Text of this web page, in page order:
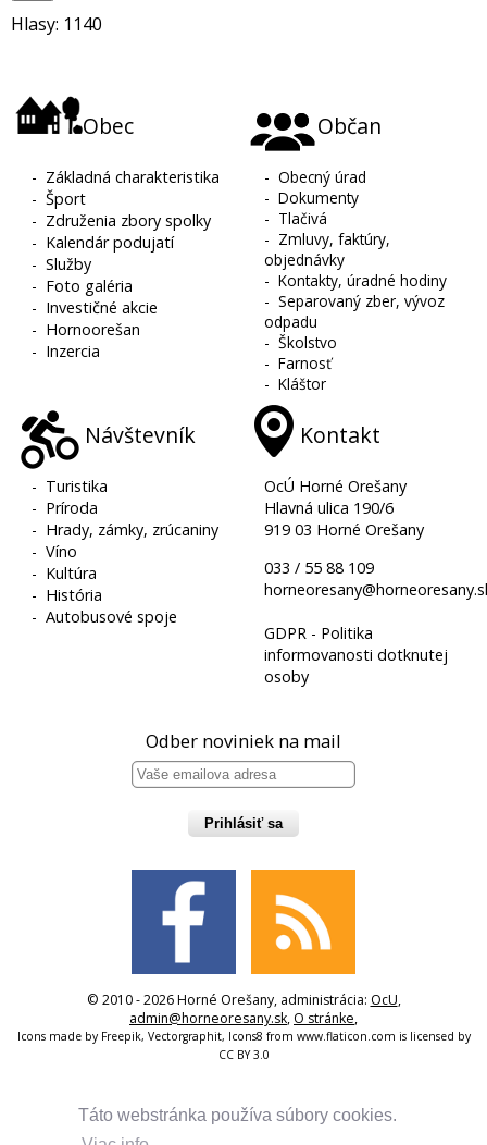
Táto webstránka používa súbory cookies.
Hlasy: 1140
Obec
- Základná charakteristika
-Šport
- Združenia zbory spolky
- Kalendár podujatí
-Služby
- Foto galéria
- Investičné akcie
- Hornoorešan
- Inzercia
Občan
-Obecný úrad
-Dokumenty
- Tlačivá
- Zmluvy, faktúry,
objednávky
-Kontakty, úradné hodiny
-Separovaný zber, vývoz
odpadu
-Školstvo
-Farnosť
-Kláštor
Návštevník
- Turistika
- Príroda
- Hrady, zámky, zrúcaniny
-Víno
- Kultúra
- História
-Autobusové spoje
Kontakt
OcÚ Horné Orešany
Hlavná ulica 190/6
919 03 Horné Orešany
033 / 55 88 109
GDPR - Politika
informovanosti dotknutej
osoby
Odber noviniek na mail
Prihlásiť sa
© 2010 - 2026 Horné Orešany, administrácia: OcU,
admin@horneoresany.sk, O stránke,
Icons made by Freepik, Vectorgraphit, Icons8 from www.flaticon.com is licensed by
CC BY 3.0